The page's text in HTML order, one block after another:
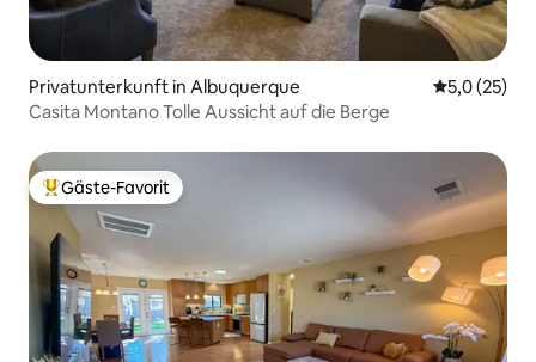
Privatunterkunft in Albuquerque
5,0 (25)
Casita Montano Tolle Aussicht auf die Berge
Beliebter Gäste-Favorit.
Gäste-Favorit